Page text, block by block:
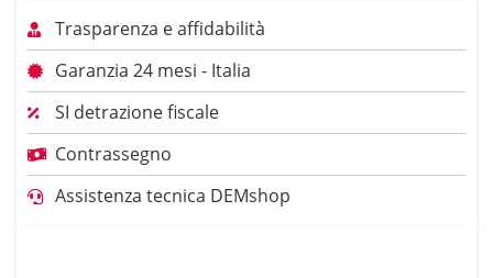
Trasparenza e affidabilità
Garanzia 24 mesi - Italia
SI detrazione fiscale
Contrassegno
Assistenza tecnica DEMshop